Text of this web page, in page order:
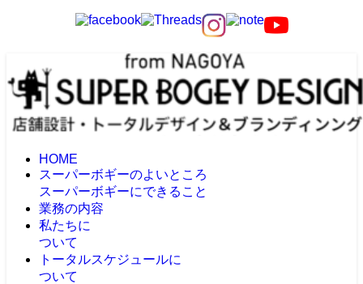
HOME
スーパーボギーのよいところ
スーパーボギーにできること
業務の内容
私たちに
ついて
トータルスケジュールに
ついて